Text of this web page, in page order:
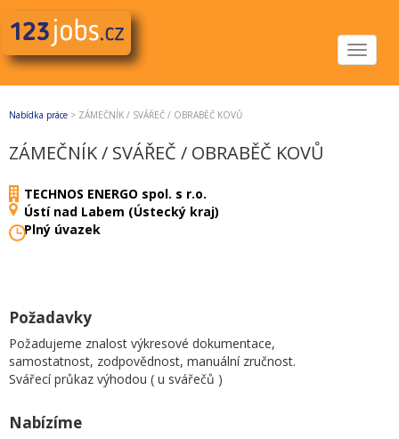
Toggle
Nabídka práce > ZÁMEČNÍK / SVÁŘEČ / OBRABĚČ KOVŮ
ZÁMEČNÍK / SVÁŘEČ / OBRABĚČ KOVŮ
TECHNOS ENERGO spol. s r.o.
Ústí nad Labem (Ústecký kraj)
Plný úvazek
Požadavky
Požadujeme znalost výkresové dokumentace,
samostatnost, zodpovědnost, manuální zručnost.
Svářecí průkaz výhodou ( u svářečů )
Nabízíme